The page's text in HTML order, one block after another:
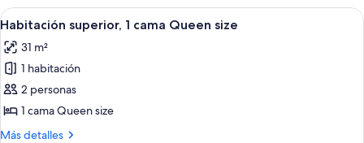
cama
size
Ver
todas
las
fotos
de
Habitación
superior,
Ropa de cama de alta calidad,
7
Habitación superior, 1 cama Queen size
31 m²
1 habitación
2 personas
1 cama Queen size
Más detalles
Más